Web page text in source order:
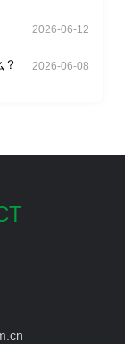
2026-06-12
2026-06-08